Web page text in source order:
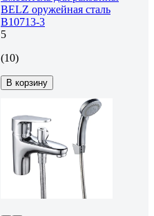
BELZ оружейная сталь
B10713-3
5
(10)
В корзину